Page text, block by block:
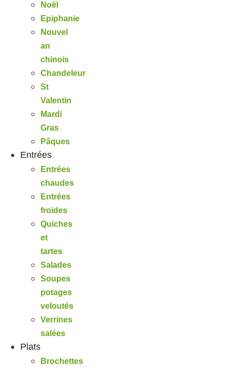
Noël
Epiphanie
Nouvel
an
chinois
Chandeleur
St
Valentin
Mardi
Gras
Pâques
Entrées
Entrées
chaudes
Entrées
froides
Quiches
et
tartes
Salades
Soupes
potages
veloutés
Verrines
salées
Plats
Brochettes